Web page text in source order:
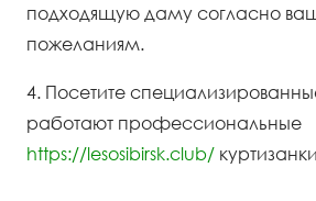
подходящую даму согласно
пожеланиям.
4. Посетите
работают профессиональные
https://lesosibirsk.club/